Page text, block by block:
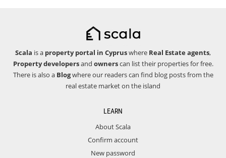
Scala is a property portal in Cypruswhere Real Estate agents,
Property developersand ownerscan list their properties for free.
There is also a Blogwhere our readers can find blog posts from the
real estate market on the island
LEARN
About Scala
Confirm account
New password